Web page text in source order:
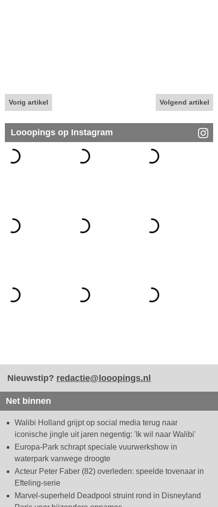
Vorig artikel Volgend artikel
Looopings op Instagram
Nieuwstip? redactie@looopings.nl
Net binnen
Walibi Holland grijpt op social media terug naar
iconische jingle uit jaren negentig: 'Ik wil naar Walibi'
Europa-Park schrapt speciale vuurwerkshow in
waterpark vanwege droogte
Acteur Peter Faber (82) overleden: speelde tovenaar in
Efteling-serie
Marvel-superheld Deadpool struint rond in Disneyland